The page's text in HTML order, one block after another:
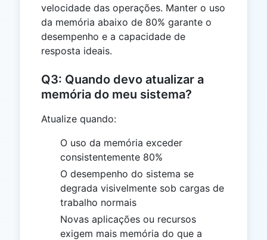
velocidade das operações. Manter o uso
da memória abaixo de 80% garante o
desempenho e a capacidade de
resposta ideais.
Q3: Quando devo atualizar a
memória do meu sistema?
Atualize quando:
O uso da memória exceder
consistentemente 80%
O desempenho do sistema se
degrada visivelmente sob cargas de
trabalho normais
Novas aplicações ou recursos
exigem mais memória do que a